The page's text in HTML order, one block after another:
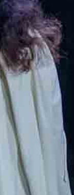
VIRTUALUS
Žiūrovams
DOVANŲ
BILIETAI IR
KAVINĖ
ATRIBUTIKA
NAUJIENOS
VAIKŲ
Kontaktai